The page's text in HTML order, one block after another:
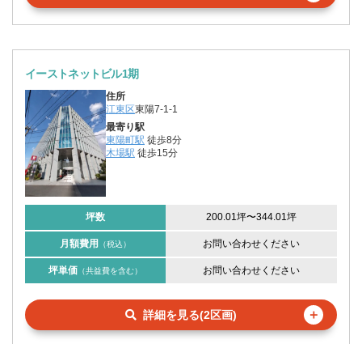
イーストネットビル1期
住所
江東区東陽7-1-1
最寄り駅
東陽町駅 徒歩8分
木場駅 徒歩15分
坪数 200.01坪〜344.01坪
月額費用 （税込） お問い合わせください
坪単価 （共益費を含む） お問い合わせください
詳細を見る(2区画) ＋